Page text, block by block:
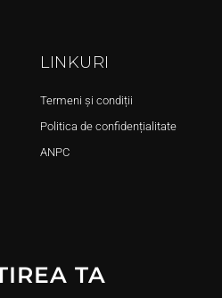
LINKURI
Termeni și condiții
Politica de confidențialitate
ANPC
TA